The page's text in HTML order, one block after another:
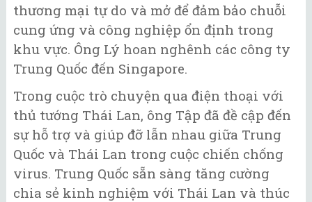
thương mại tự do và mở để đảm bảo chuỗi
cung ứng và công nghiệp ổn định trong
khu vực. Ông Lý hoan nghênh các công ty
Trung Quốc đến Singapore.
Trong cuộc trò chuyện qua điện thoại với
thủ tướng Thái Lan, ông Tập đã đề cập đến
sự hỗ trợ và giúp đỡ lẫn nhau giữa Trung
Quốc và Thái Lan trong cuộc chiến chống
virus. Trung Quốc sẵn sàng tăng cường
chia sẻ kinh nghiệm với Thái Lan và thúc